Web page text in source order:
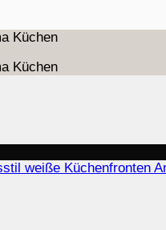
Küchen
Küchen